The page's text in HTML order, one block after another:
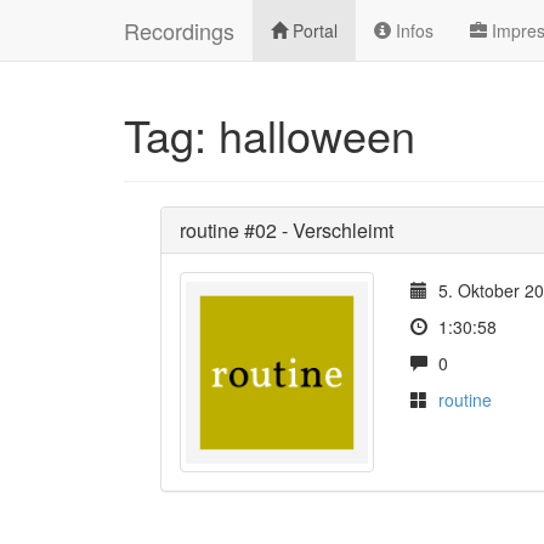
Recordings Portal Infos
Tag: halloween
routine #02 - Verschleimt
5. Oktober
1:30:58
0
routine